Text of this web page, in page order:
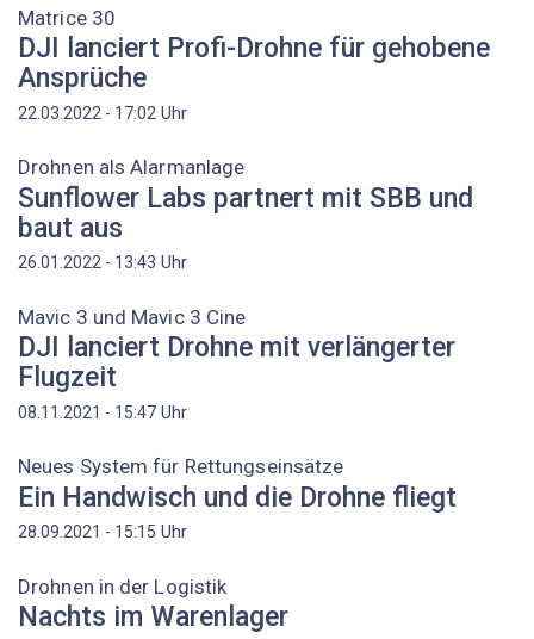
Matrice 30
DJI lanciert Profi-Drohne für gehobene
Ansprüche
22.03.2022 - 17:02 Uhr
Drohnen als Alarmanlage
Sunflower Labs partnert mit SBB und
baut aus
26.01.2022 - 13:43 Uhr
Mavic 3 und Mavic 3 Cine
DJI lanciert Drohne mit verlängerter
Flugzeit
08.11.2021 - 15:47 Uhr
Neues System für Rettungseinsätze
Ein Handwisch und die Drohne fliegt
28.09.2021 - 15:15 Uhr
Drohnen in der Logistik
Nachts im Warenlager